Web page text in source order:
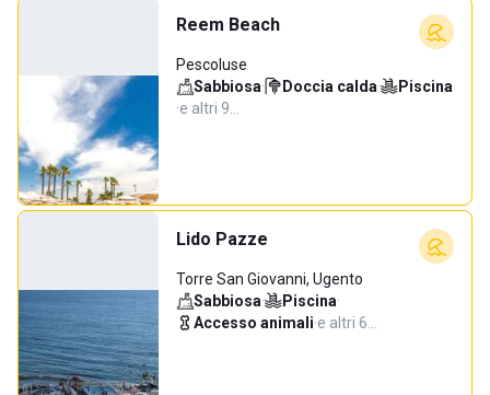
Reem Beach
Pescoluse
Sabbiosa· Doccia calda·
Piscina
·e altri 9…
Lido Pazze
Torre San Giovanni, Ugento
Sabbiosa· Piscina·
Accesso animali·e altri 6…